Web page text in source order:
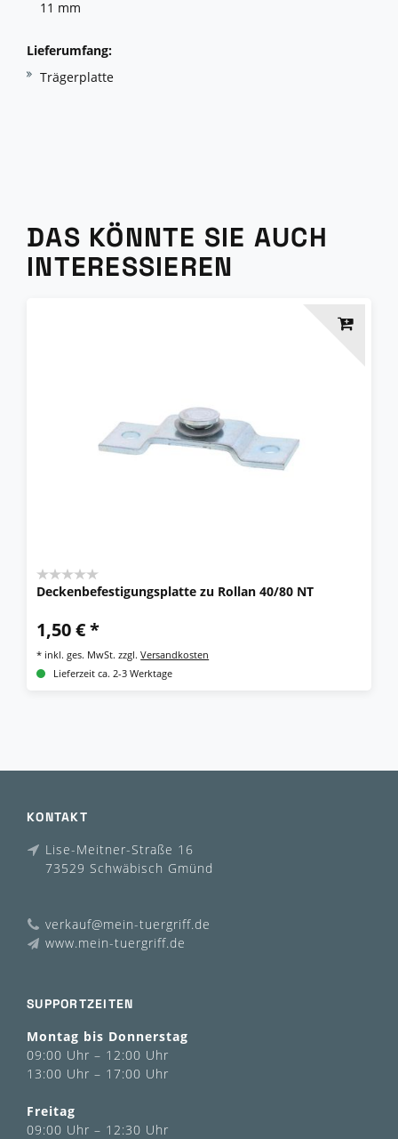
11 mm
Lieferumfang:
Trägerplatte
DAS KÖNNTE SIE AUCH
INTERESSIEREN
Deckenbefestigungsplatte zu Rollan 40/80 NT
1,50 € *
* inkl. ges. MwSt. zzgl.Versandkosten
Lieferzeit ca. 2-3 Werktage
KONTAKT
Lise-Meitner-Straße 16
73529 Schwäbisch Gmünd
verkauf@mein-tuergriff.de
www.mein-tuergriff.de
SUPPORTZEITEN
Montag bis Donnerstag
09:00 Uhr – 12:00 Uhr
13:00 Uhr – 17:00 Uhr
Freitag
09:00 Uhr – 12:30 Uhr